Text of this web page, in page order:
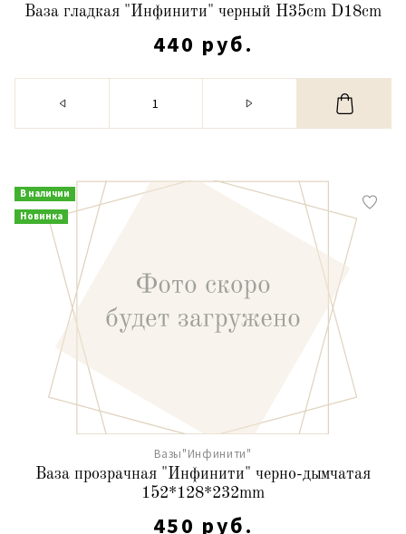
Ваза гладкая "Инфинити" черный H35cm D18cm
440 руб.
В наличии
Новинка
Вазы"Инфинити"
Ваза прозрачная "Инфинити" черно-дымчатая
152*128*232mm
450 руб.